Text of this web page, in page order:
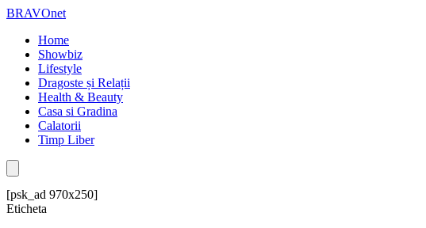
BRAVOnet
Home
Showbiz
Lifestyle
Dragoste și Relații
Health & Beauty
Casa si Gradina
Calatorii
Timp Liber
[psk_ad 970x250]
Eticheta